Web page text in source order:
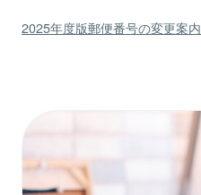
2025年度版郵便番号の変更案内